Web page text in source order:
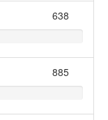
638
885